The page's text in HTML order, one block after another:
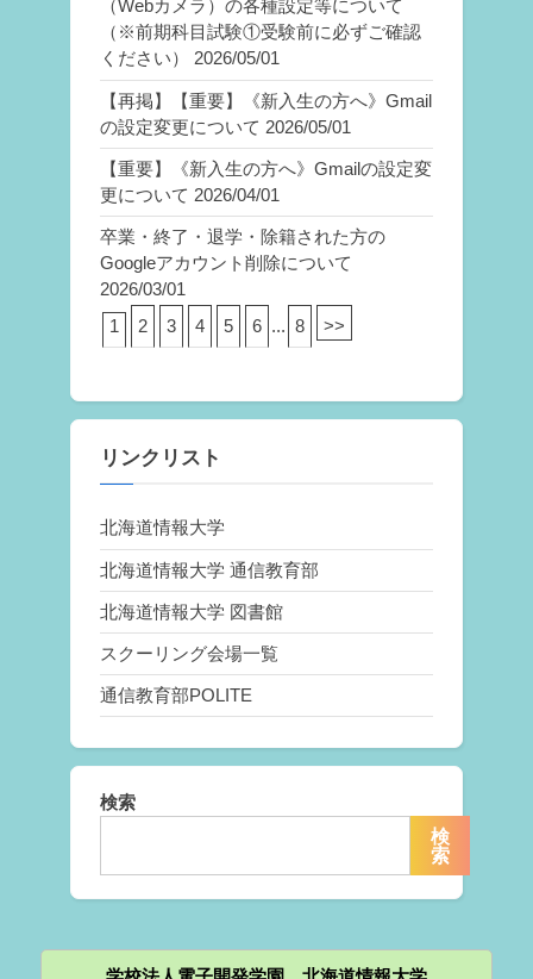
（Webカメラ）の各種設定等について
（※前期科目試験①受験前に必ずご確認
ください）
2026/05/01
【再掲】【重要】《新入生の方へ》Gmail
の設定変更について 2026/05/01
【重要】《新入生の方へ》Gmailの設定変
更について 2026/04/01
卒業・終了・退学・除籍された方の
Googleアカウント削除について
2026/03/01
1
2 3 4 5 6 ... 8 >>
リンクリスト
北海道情報大学
北海道情報大学 通信教育部
北海道情報大学 図書館
スクーリング会場一覧
通信教育部POLITE
検索
検
索